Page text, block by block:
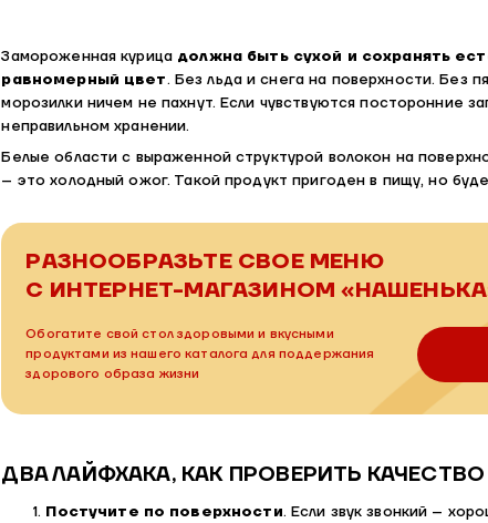
Замороженная курица должна быть сухой и сохранять
равномерный цвет. Без льда и снега на поверхности. Без
морозилки ничем не пахнут. Если чувствуются посторонние
неправильном хранении.
Белые области с выраженной структурой волокон на
– это холодный ожог. Такой продукт пригоден в пищу, но
РАЗНООБРАЗЬТЕСВОЕ МЕНЮ
С ИНТЕРНЕТ-МАГАЗИНОМ
Обогатите свой стол здоровыми и вкусными
продуктами из нашего каталога для поддержания
здорового образа жизни
ДВА ЛАЙФХАКА, КАК ПРОВЕРИТЬ
Постучите по поверхности. Если звук звонкий –